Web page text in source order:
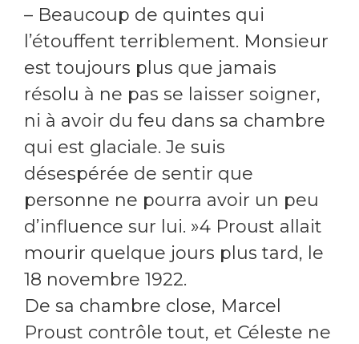
– Beaucoup de quintes qui
l’étouffent terriblement. Monsieur
est toujours plus que jamais
résolu à ne pas se laisser soigner,
ni à avoir du feu dans sa chambre
qui est glaciale. Je suis
désespérée de sentir que
personne ne pourra avoir un peu
d’influence sur lui. »4 Proust allait
mourir quelque jours plus tard, le
18 novembre 1922.
De sa chambre close, Marcel
Proust contrôle tout, et Céleste ne